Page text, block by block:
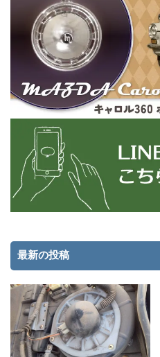
最新の投稿